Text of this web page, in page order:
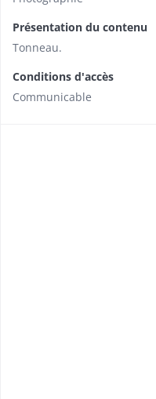
Présentation du contenu
Tonneau.
Conditions d'accès
Communicable